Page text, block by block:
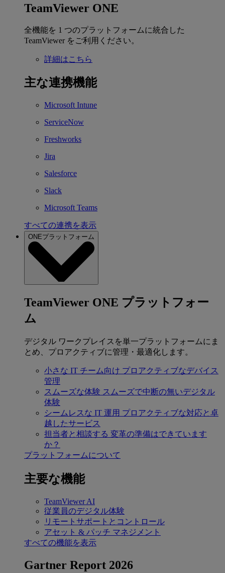
TeamViewer ONE
全機能を 1 つのプラットフォームに統合した
TeamViewer をご利用ください。
詳細はこちら
主な連携機能
Microsoft Intune
ServiceNow
Freshworks
Jira
Salesforce
Slack
Microsoft Teams
すべての連携を表示
ONEプラットフォーム
TeamViewer ONE プラットフォー
ム
デジタル ワークプレイスを単一プラットフォームにま
とめ、プロアクティブに管理・最適化します。
小さな IT チーム向け プロアクティブなデバイス
管理
スムーズな体験 スムーズで中断の無いデジタル
体験
シームレスな IT 運用 プロアクティブな対応と卓
越したサービス
担当者と相談する 変革の準備はできています
か？
プラットフォームについて
主要な機能
TeamViewer AI
従業員のデジタル体験
リモートサポートとコントロール
アセット & パッチ マネジメント
すべての機能を表示
Gartner Report 2026